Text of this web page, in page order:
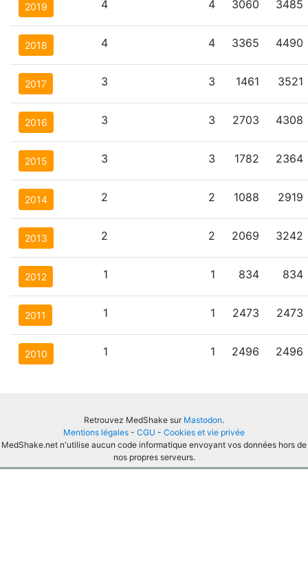
2019 4 4 3060 3485
2018 4 4 3365 4490
2017 3 3 1461 3521
2016 3 3 2703 4308
2015 3 3 1782 2364
2014 2 2 1088 2919
2013 2 2 2069 3242
2012 1 1 834 834
2011 1 1 2473 2473
2010 1 1 2496 2496
Retrouvez MedShake sur Mastodon.
Mentions légales - CGU - Cookies et vie privée
MedShake.net n'utilise aucun code informatique envoyant vos données hors de
nos propres serveurs.